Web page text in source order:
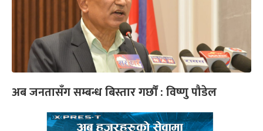
अब जनतासँग सम्बन्ध बिस्तार गर्छौं : विष्णु पौडेल